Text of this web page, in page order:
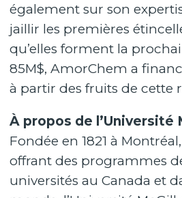
également sur son
jaillir les premières
qu’elles forment la
85M$, AmorChem a
à partir des fruits de cette
À propos de l’Université
Fondée en 1821 à
offrant des programmes
universités au Canada et